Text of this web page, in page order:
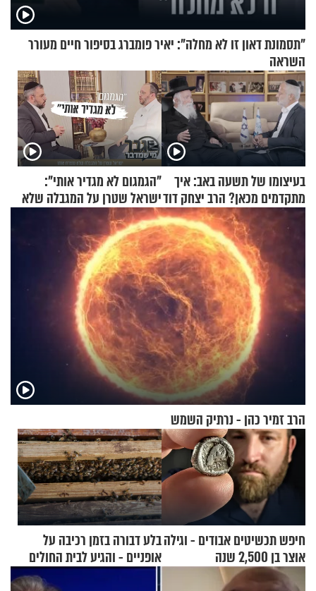
"תסמונת דאון זו לא מחלה": יאיר פומברג בסיפור חיים מעורר
השראה
בעיצומו של תשעה באב: איך
מתקדמים מכאן? הרב יצחק דוד
גרוסמן בשיחה מיוחדת
"הגמגום לא מגדיר אותי":
ישראל שטרן על המגבלה שלא
עוצרת אותו
הרב זמיר כהן - נרתיק השמש
חיפש תכשיטים אבודים - וגילה
אוצר בן 2,500 שנה
בלע דבורה בזמן רכיבה על
אופניים - והגיע לבית החולים
במצב מסכן חיים